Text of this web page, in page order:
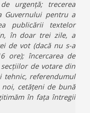
urgență; trecerea
Guvernului pentru a
publicării textelor
în doar trei zile, a
de vot (dacă nu s-a
ore); încercarea de
de votare din
tehnic, referendumul
cetățeni de bună
în fața întregii